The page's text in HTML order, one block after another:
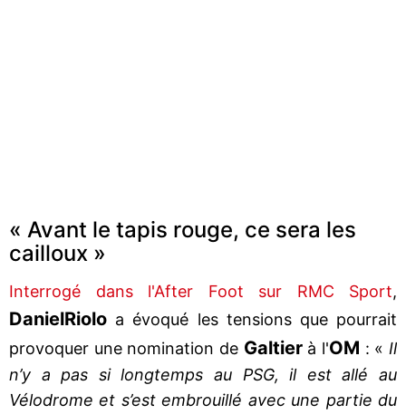
« Avant le tapis rouge, ce sera les
cailloux »
Interrogé dans l'After Foot sur RMC Sport,
DanielRiolo a évoqué les tensions que pourrait
provoquer une nomination de Galtierà l'OM : « Il
n’y a pas si longtemps au PSG, il est allé au
Vélodrome et s’est embrouillé avec une partie du